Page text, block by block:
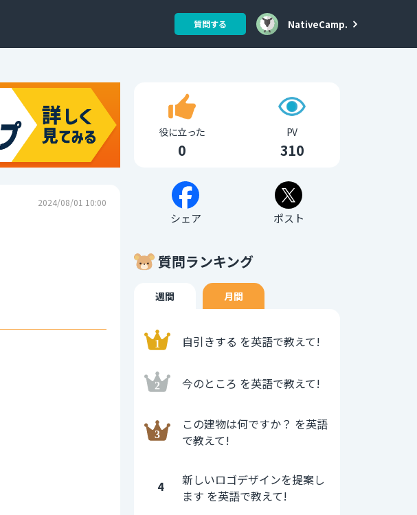
質問する NativeCamp.
2024/08/01 10:00
役に立った
0
PV
310
シェア ポスト
質問ランキング
週間 月間
自引きする を英語で教えて!
今のところ を英語で教えて!
この建物は何ですか？ を英語
で教えて!
4
新しいロゴデザインを提案し
ます を英語で教えて!